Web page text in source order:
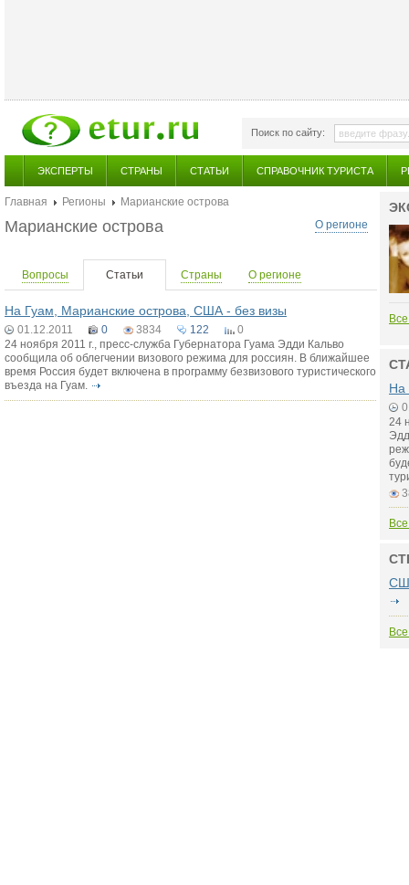
Поиск по сайту:
ЭКСПЕРТЫ СТРАНЫ СТАТЬИ СПРАВОЧНИК ТУРИСТА
Главная Регионы
Марианские острова
О регионе
Марианские острова
Вопросы Статьи Страны О регионе
На Гуам, Марианские острова, США - без визы
01.12.2011 0 3834 122
0
24 ноября 2011 г., пресс-служба Губернатора Гуама Эдди Кальво
сообщила об облегчении визового режима для россиян. В ближайшее
время Россия будет включена в программу безвизового туристического
въезда на Гуам.
На
24